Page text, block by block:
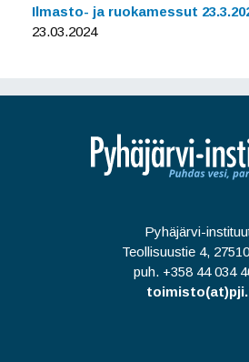
Ilmasto- ja ruokamessut
23.03.2024
Pyhäjärvi-
Teollisuustie 4,
puh. +358 44 034